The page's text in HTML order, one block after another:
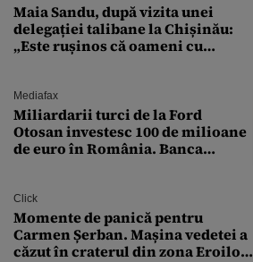
Maia Sandu, după vizita unei
delegației talibane la Chișinău:
„Este rușinos că oameni cu
Mediafax
Miliardarii turci de la Ford
Otosan investesc 100 de milioane
de euro în România. Banca
Click
Momente de panică pentru
Carmen Șerban. Mașina vedetei a
căzut în craterul din zona Eroilor: